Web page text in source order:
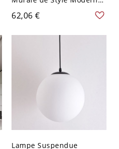
à 1 Ampoule Applique
Murale avec Abat-Jour en
Verre Clair Alvéolé de
Boule - Or 110 V-120 V
62,06 €
Lampe Suspendue